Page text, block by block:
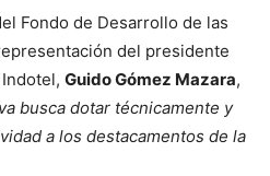
Fondo de Desarrollo de las
del presidente
Guido Gómez Mazara,
busca dotar técnicamente y
a los destacamentos de la